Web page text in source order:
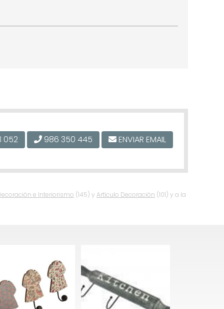
e Interiorismo (145) y Artículo Decoración (101) y a la
052 986 350 445 ENVIAR EMAIL